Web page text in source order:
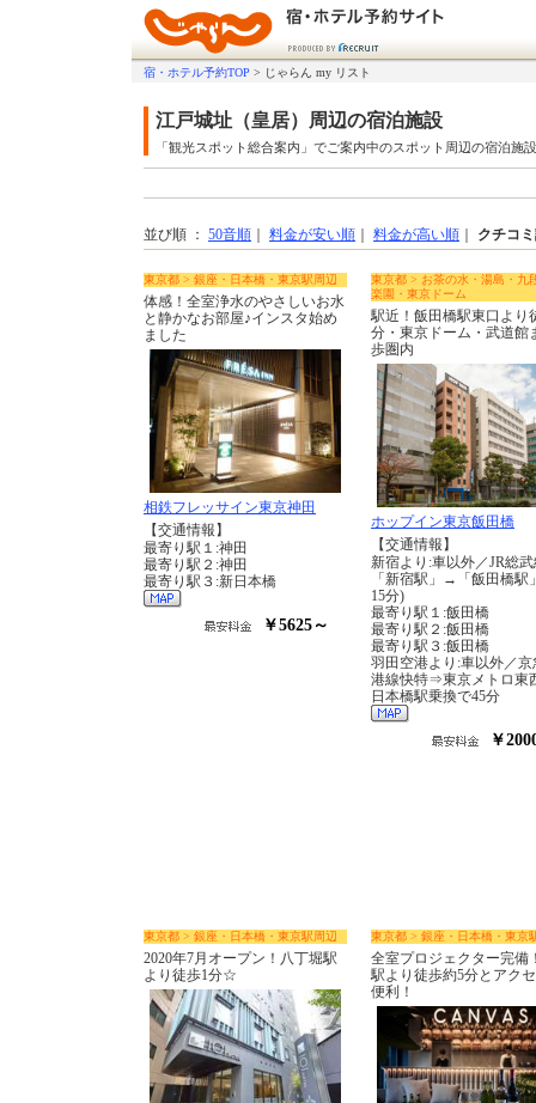
宿・ホテル予約TOP > じゃらん my リスト
江戸城址（皇居）周辺の宿泊施設
「観光スポット総合案内」でご案内中のスポット周辺の宿泊施
並び順 ： 50音順 料金が安い順 料金が高い順 クチコ
東京都 > 銀座・日本橋・東京駅周辺
体感！全室浄水のやさしいお水
と静かなお部屋♪インスタ始め
ました
相鉄フレッサイン東京神田
【交通情報】
最寄り駅１:神田
最寄り駅２:神田
最寄り駅３:新日本橋
￥5625～
東京都 > お茶の水・湯島・九
楽園・東京ドーム
駅近！飯田橋駅東口より
分・東京ドーム・武道館
歩圏内
ホップイン東京飯田橋
【交通情報】
新宿より:車以外／JR総
「新宿駅」→「飯田橋駅
15分)
最寄り駅１:飯田橋
最寄り駅２:飯田橋
最寄り駅３:飯田橋
羽田空港より:車以外／京
港線快特⇒東京メトロ
日本橋駅乗換で45分
￥
東京都 > 銀座・日本橋・東京駅周辺
2020年7月オープン！八丁堀駅
より徒歩1分☆
東京都 > 銀座・日本橋・東京
全室プロジェクター完備
駅より徒歩約5分とアク
便利！